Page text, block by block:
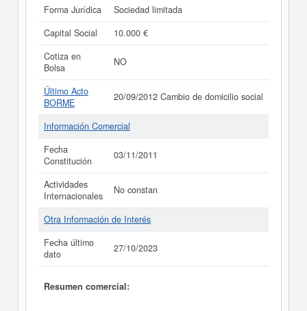
Forma Jurídica
Sociedad limitada
Capital Social
10.000 €
Cotiza en
Bolsa
NO
Último Acto
BORME
20/09/2012 Cambio de domicilio social
Información Comercial
Fecha
Constitución
03/11/2011
Actividades
Internacionales
No constan
Otra Información de Interés
Fecha último
dato
27/10/2023
Resumen comercial: